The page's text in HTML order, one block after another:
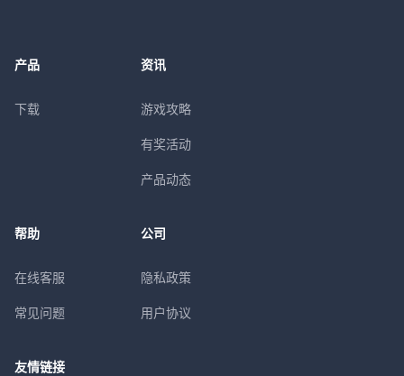
产品
下载
资讯
游戏攻略
有奖活动
产品动态
帮助
在线客服
常见问题
公司
隐私政策
用户协议
友情链接